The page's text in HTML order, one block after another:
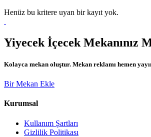
Henüz bu kritere uyan bir kayıt yok.
Yiyecek İçecek Mekanınız
Kolayca mekan oluştur. Mekan reklamı hemen
Bir Mekan Ekle
Kurumsal
Kullanım Şartları
Gizlilik Politikası